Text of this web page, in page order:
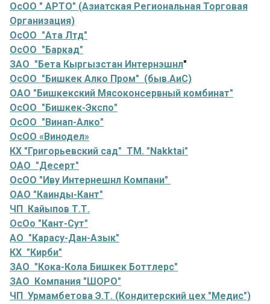
ОсОО " АРТО" (Азиатская Региональная Торговая
Организация)
ОсОО "Ата Лтд"
ОсОО "Баркад"
ЗАО "Бета Кыргызстан Интернэшнл"
ОсОО "Бишкек Алко Пром" (быв.АиС)
ОАО "Бишкекский Мясоконсервный комбинат"
ОсОО "Бишкек-Экспо"
ОсОО "Винап-Алко"
ОсОО «Винодел»
КХ "Григорьевский сад" ТМ. "Nakktai"
ОАО "Десерт"
ОсОО "Иву Интернешнл Компани"
ОАО "Каинды-Кант"
ЧП Кайыпов Т.Т.
ОсОо "Кант-Сут"
АО "Карасу-Дан-Азык"
КХ "Кирби"
ЗАО "Кока-Кола Бишкек Боттлерс"
ЗАО Компания "ШОРО"
ЧП Урмамбетова Э.Т. (Кондитерский цех "Медис")